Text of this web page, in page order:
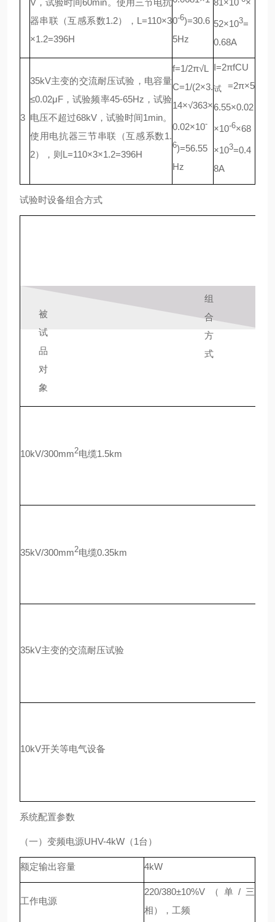
V，试验时间60min。使用三节电抗
器串联（互感系数1.2），L=110×3
×1.2=396H
0-6)=30.6
5Hz
81×10 ×
52×103=
0.68A
3
35kV主变的交流耐压试验，电容量
≤0.02μF，试验频率45-65Hz，试验
电压不超过68kV，试验时间1min。
使用电抗器三节串联（互感系数1.
2），则L=110×3×1.2=396H
f=1/2π√L
C=1/(2×3.
14×√363×
0.02×10-
6)=56.55
Hz
I=2πfCU
试 =2π×5
6.55×0.02
×10-6×68
×103=0.4
8A
试验时设备组合方式
组
合
方
式
被
试
品
对
象
10kV/300mm2电缆1.5km
35kV/300mm2电缆0.35km
35kV主变的交流耐压试验
10kV开关等电气设备
系统配置参数
（一） 变频电源UHV-4kW（1台）
额定输出容量 4kW
工作电源
220/380±10%V（单/三
相），工频